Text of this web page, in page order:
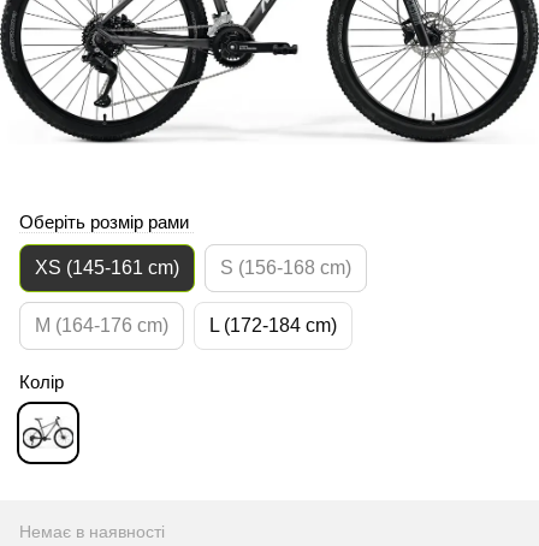
Оберіть розмір рами
XS (145-161 cm) S (156-168 cm)
M (164-176 cm) L (172-184 cm)
Колір
Немає в наявності